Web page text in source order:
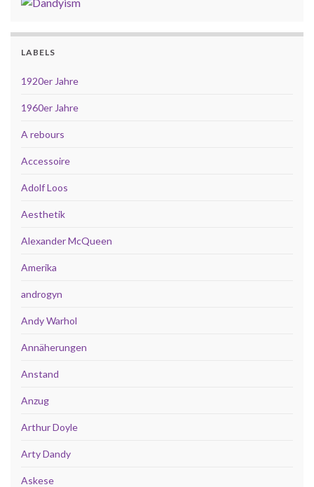
LABELS
1920er Jahre
1960er Jahre
A rebours
Accessoire
Adolf Loos
Aesthetik
Alexander McQueen
Amerika
androgyn
Andy Warhol
Annäherungen
Anstand
Anzug
Arthur Doyle
Arty Dandy
Askese